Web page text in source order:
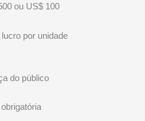
ou US$ 100
por unidade
do público